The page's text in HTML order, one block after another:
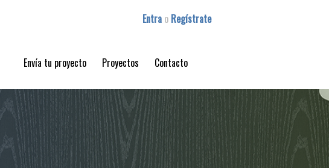
Entra o Regístrate
Envía tu proyecto Proyectos Contacto